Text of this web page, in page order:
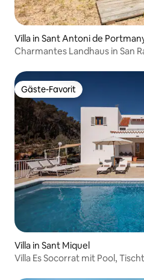
Villa in Sant Antoni de
Charmantes Landhaus in San
Gäste-Favorit
Gäste-Favorit
Villa in Sant Miquel
Villa Es Socorrat mit Pool,